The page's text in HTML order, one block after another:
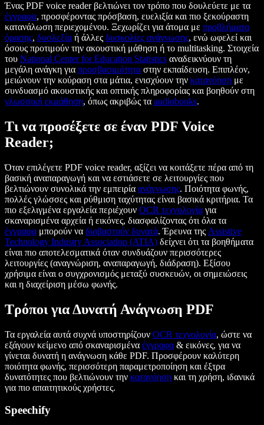
Ένας PDF voice reader βελτιώνει τον τρόπο που δουλεύετε με τα
έγγραφα, προσφέροντας πρόσβαση, ευελιξία και πιο ξεκούραστη
κατανάλωση περιεχομένου. Ξεχωρίζει για άτομα με προβλήματα
όρασης, δυσλεξία ή άλλες δυσκολίες ανάγνωσης, ενώ ωφελεί και
όσους προτιμούν την ακουστική μάθηση ή το multitasking. Στοιχεία
του National Center for Education Statistics αναδεικνύουν τη
μεγάλη ανάγκη για προσβασιμότητα στην εκπαίδευση. Επιπλέον,
μειώνουν την κούραση στα μάτια, ενισχύουν την κατανόηση με
συνδυασμό ακουστικής και οπτικής πληροφορίας και βοηθούν στη
γλωσσική εκμάθηση, όπως ακριβώς τα audiobooks.
Τι να προσέξετε σε έναν PDF Voice
Reader;
Όταν επιλέγετε PDF voice reader, αξίζει να κοιτάξετε πέρα από τη
βασική αναπαραγωγή και να εστιάσετε σε λειτουργίες που
βελτιώνουν συνολικά την εμπειρία ανάγνωσης. Ποιότητα φωνής,
πολλές γλώσσες και ρύθμιση ταχύτητας είναι βασικά κριτήρια. Τα
πιο εξελιγμένα εργαλεία περιέχουν OCR τεχνολογία για
σκαναρισμένα αρχεία ή εικόνες, διασφαλίζοντας ότι όλα τα
έγγραφα μπορούν να διαβαστούν δυνατά. Έρευνα της Assistive
Technology Industry Association (ATIA) δείχνει ότι τα βοηθήματα
είναι πιο αποτελεσματικά όταν συνδυάζουν περισσότερες
λειτουργίες (αναγνώριση, αναπαραγωγή, διάδραση). Εξίσου
χρήσιμα είναι ο συγχρονισμός μεταξύ συσκευών, οι σημειώσεις
και η διαχείριση μέσω φωνής.
Τρόποι για Δυνατή Ανάγνωση PDF
Τα εργαλεία αυτά συχνά υποστηρίζουν OCR τεχνολογία, ώστε να
εξάγουν κείμενο από σκαναρισμένα έγγραφα & εικόνες, για να
γίνεται δυνατή η ανάγνωση κάθε PDF. Προσφέρουν καλύτερη
ποιότητα φωνής, περισσότερη παραμετροποίηση και έξτρα
δυνατότητες που βελτιώνουν την κατανόηση και τη χρήση, ιδανικά
για πιο απαιτητικούς χρήστες.
Speechify